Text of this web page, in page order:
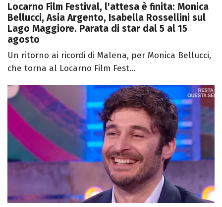
Locarno Film Festival, l'attesa è finita: Monica
Bellucci, Asia Argento, Isabella Rossellini sul
Lago Maggiore. Parata di star dal 5 al 15
agosto
Un ritorno ai ricordi di Malena, per Monica Bellucci,
che torna al Locarno Film Fest...